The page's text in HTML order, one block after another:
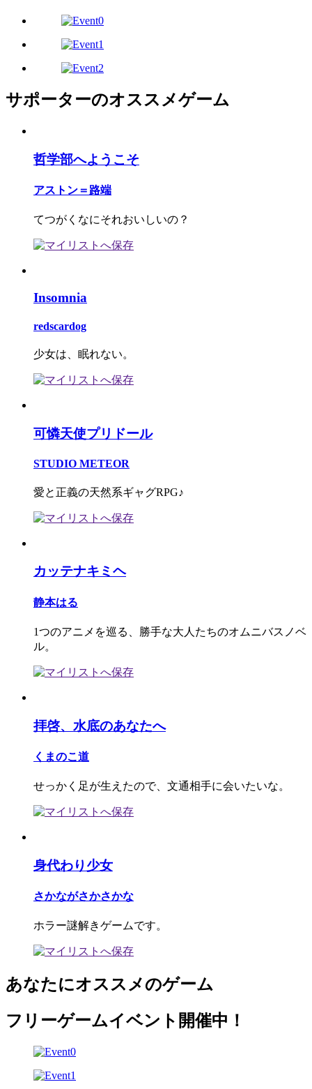
サポーターのオススメゲーム
哲学部へようこそ
アストン＝路端
てつがくなにそれおいしいの？
Insomnia
redscardog
少女は、眠れない。
可憐天使プリドール
STUDIO METEOR
愛と正義の天然系ギャグRPG♪
カッテナキミヘ
静本はる
1つのアニメを巡る、勝手な大人たちのオムニバスノベ
ル。
拝啓、水底のあなたへ
くまのこ道
せっかく足が生えたので、文通相手に会いたいな。
身代わり少女
さかながさかさかな
ホラー謎解きゲームです。
あなたにオススメのゲーム
フリーゲームイベント開催中！